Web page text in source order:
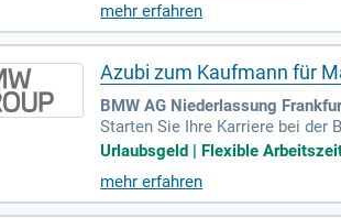
e. Voraussetzung ist eine
n eine selbständige,
mehr erfahren
Azubi zum Kaufmann für
BMW AG Niederlassung
Starten Sie Ihre Karriere bei der
ergütung sowie attraktive
bernahmechancen. Nutzen Sie
ubi-Fahrzeuge und
Urlaubsgeld | Flexible
mehr erfahren